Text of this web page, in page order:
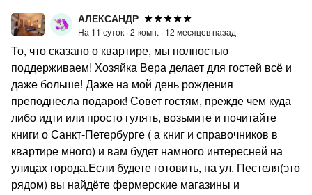
АЛЕКСАНДР
На 11 суток ·2-комн. · 12 месяцев назад
То, что сказано о квартире, мы полностью
поддерживаем! Хозяйка Вера делает для гостей всё и
даже больше! Даже на мой день рождения
преподнесла подарок! Совет гостям, прежде чем куда
либо идти или просто гулять, возьмите и почитайте
книги о Санкт-Петербурге ( а книг и справочников в
квартире много) и вам будет намного интересней на
улицах города.Если будете готовить, на ул. Пестеля(это
рядом) вы найдёте фермерские магазины и